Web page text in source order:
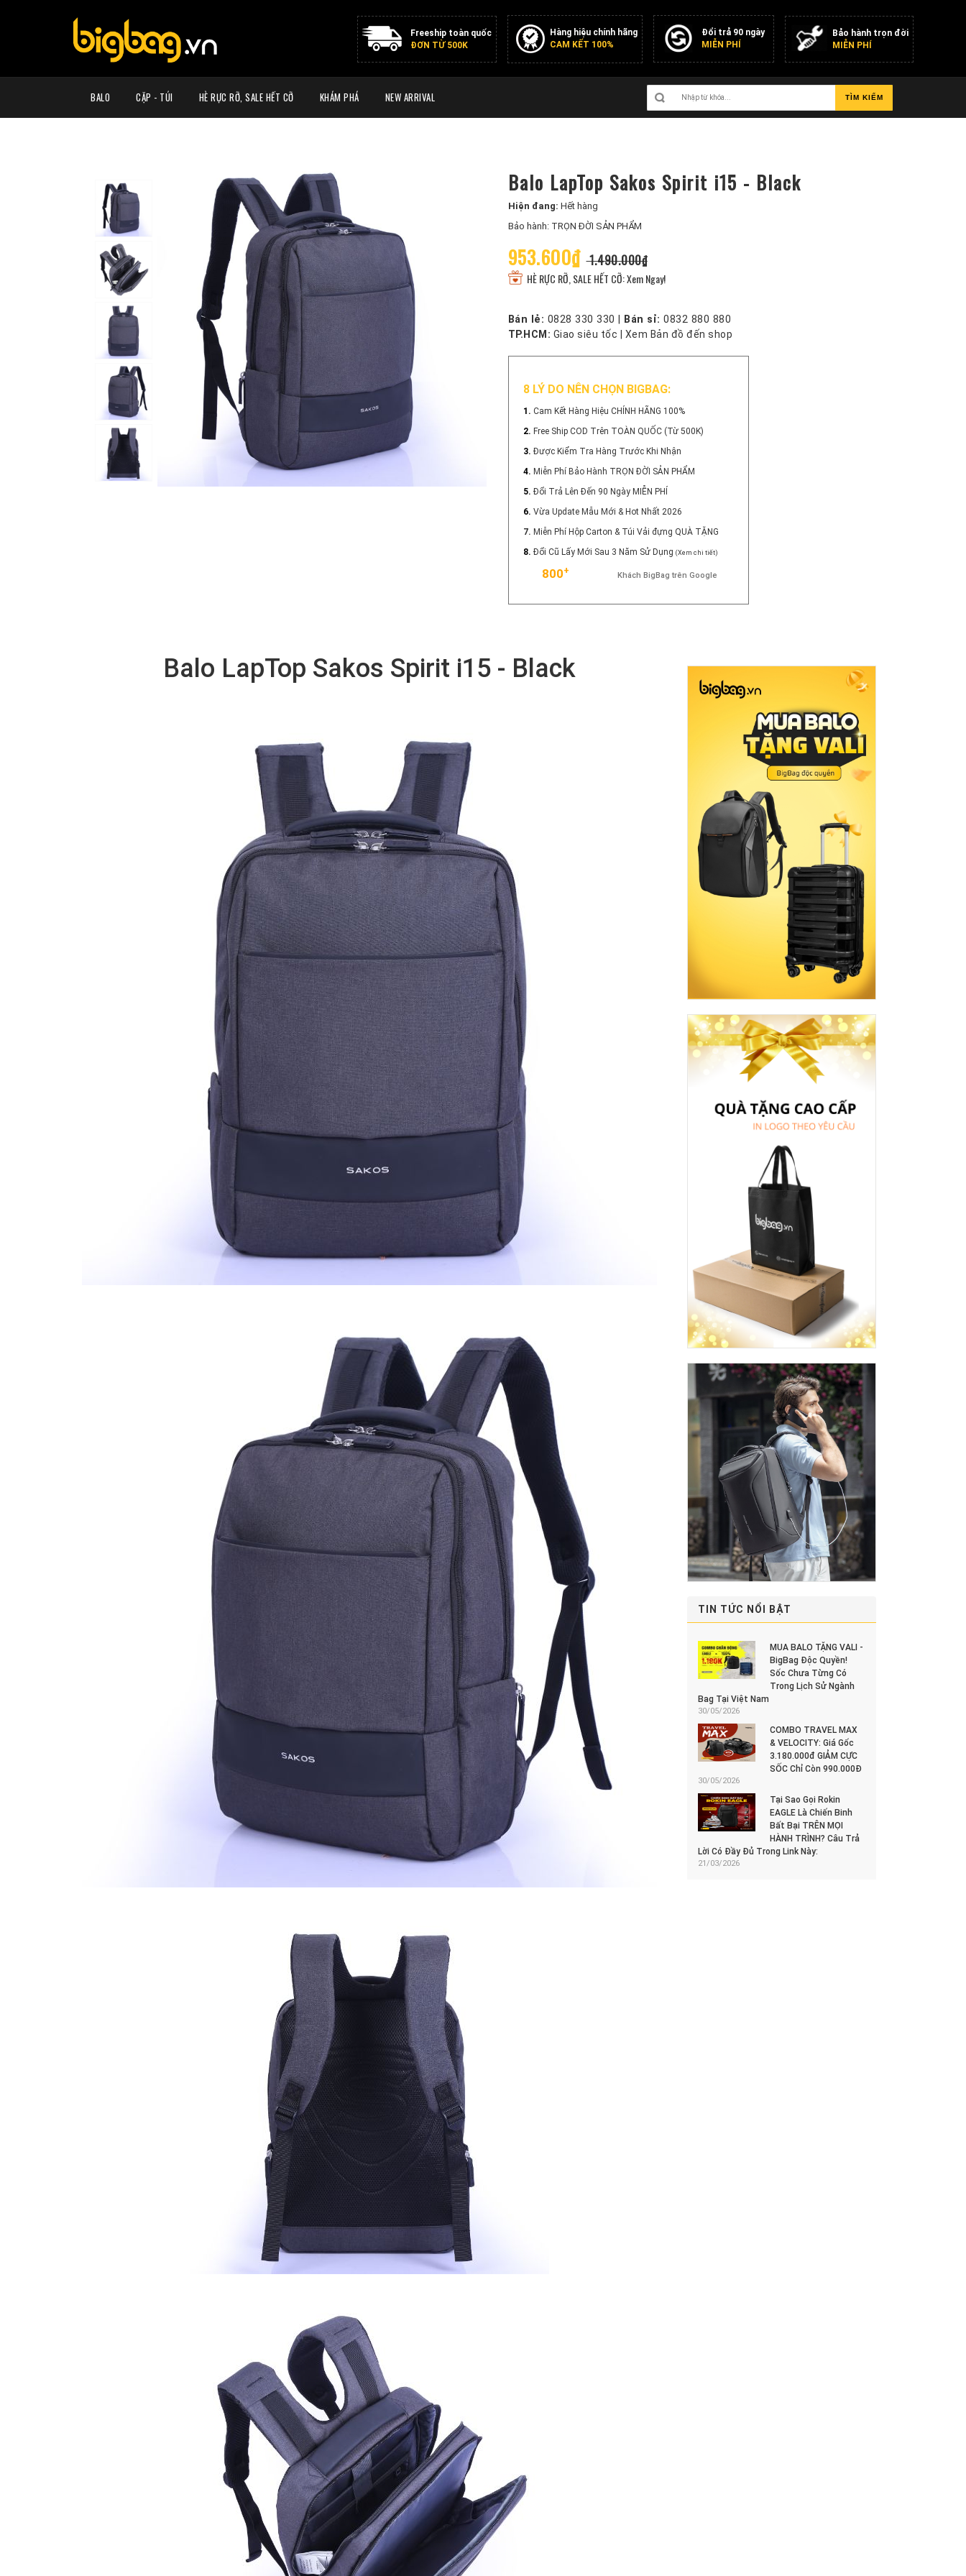
Freeship toàn quốc
ĐƠN TỪ 500K
Hàng hiệu chính hãng
CAM KẾT 100%
Đổi trả 90 ngày
MIỄN PHÍ
Bảo hành trọn đời
MIỄN PHÍ
TÌM KIẾM
BALO CẶP - TÚI HÈ RỰC RỠ, SALE HẾT CỠ KHÁM PHÁ NEW ARRIVAL
Balo LapTop Sakos Spirit i15 - Black
Hiện đang: Hết hàng
Bảo hành: TRỌN ĐỜI SẢN PHẨM
953.600₫ 1.490.000₫
HÈ RỰC RỠ, SALE HẾT CỠ: Xem Ngay!
Bán lẻ: 0828 330 330 Bán sỉ: 0832 880 880
TP.HCM: Giao siêu tốc Xem Bản đồ đến shop
8 LÝ DO NÊN CHỌN BIGBAG:
1. Cam Kết Hàng Hiệu CHÍNH HÃNG 100%
2. Free Ship COD Trên TOÀN QUỐC (Từ 500K)
3. Được Kiểm Tra Hàng Trước Khi Nhận
4. Miễn Phí Bảo Hành TRỌN ĐỜI SẢN PHẨM
5. Đổi Trả Lên Đến 90 Ngày MIỄN PHÍ
6. Vừa Update Mẫu Mới & Hot Nhất 2026
7. Miễn Phí Hộp Carton & Túi Vải đựng QUÀ TẶNG
8. Đổi Cũ Lấy Mới Sau 3 Năm Sử Dụng (Xem chi tiết)
800+ Khách BigBag trên Google
Balo LapTop Sakos Spirit i15 - Black
TIN TỨC NỔI BẬT
MUA BALO TẶNG VALI -
BigBag Độc Quyền!
Sốc Chưa Từng Có
Trong Lịch Sử Ngành
Bag Tại Việt Nam
30/05/2026
COMBO TRAVEL MAX
& VELOCITY: Giá Gốc
3.180.000đ GIẢM CỰC
SỐC Chỉ Còn 990.000Đ
30/05/2026
Tại Sao Gọi Rokin
EAGLE Là Chiến Binh
Bất Bại TRÊN MỌI
HÀNH TRÌNH? Câu Trả
Lời Có Đầy Đủ Trong Link Này:
21/03/2026